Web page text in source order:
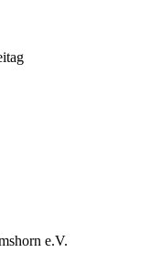
e.V.